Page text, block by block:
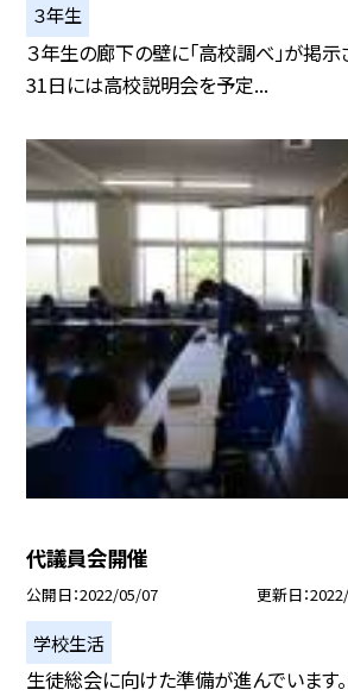
３年生
３年生の廊下の壁に「高校調べ」が掲示
31日には高校説明会を予定...
代議員会開催
公開日 2022/05/07 更新日
学校生活
生徒総会に向けた準備が進んでいます